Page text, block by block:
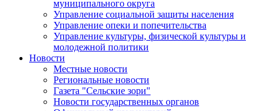
муниципального округа
Управление социальной защиты населения
Управление опеки и попечительства
Управление культуры, физической культуры и
молодежной политики
Новости
Местные новости
Региональные новости
Газета "Сельские зори"
Новости государственных органов